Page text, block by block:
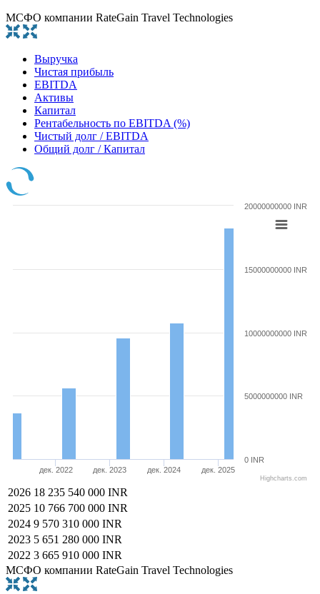
МСФО компании RateGain Travel Technologies
Выручка
Чистая прибыль
EBITDA
Активы
Капитал
Рентабельность по EBITDA (%)
Чистый долг / EBITDA
Общий долг / Капитал
дек. 2022 дек. 2023 дек. 2024 дек. 2025
0 INR
5000000000 INR
10000000000 INR
15000000000 INR
20000000000 INR
Highcharts.com
2026 18 235 540 000 INR
2025 10 766 700 000 INR
2024 9 570 310 000 INR
2023 5 651 280 000 INR
2022 3 665 910 000 INR
МСФО компании RateGain Travel Technologies